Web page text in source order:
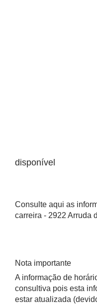
disponível
Consulte aqui as
carreira - 2922 Arruda
Nota importante
A informação de
consultiva pois esta
estar atualizada